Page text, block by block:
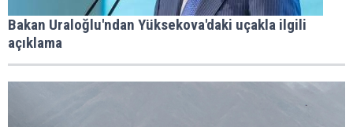
Bakan Uraloğlu'ndan Yüksekova'daki uçakla ilgili
açıklama